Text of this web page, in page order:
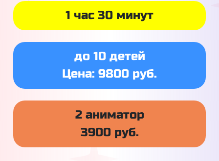
1 час 30 минут
до 10 детей
Цена: 9800 руб.
2 аниматор
3900 руб.